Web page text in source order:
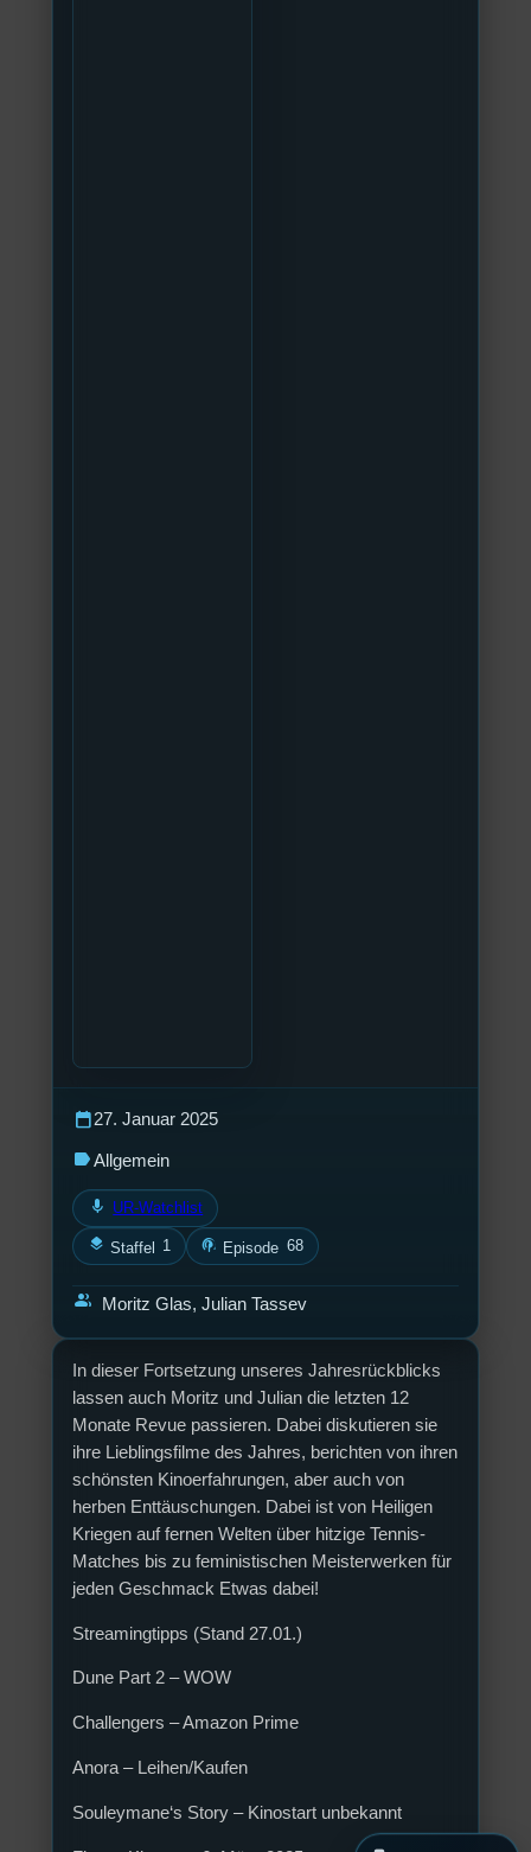
In dieser Fortsetzung unseres Jahresrückblicks
lassen auch Moritz und Julian die letzten 12
Monate Revue passieren. Dabei diskutieren sie
ihre Lieblingsfilme des Jahres, berichten von ihren
schönsten Kinoerfahrungen, aber auch von
herben Enttäuschungen. Dabei ist von Heiligen
Kriegen auf fernen Welten über hitzige Tennis-
Matches bis zu feministischen Meisterwerken für
jeden Geschmack Etwas dabei!
Streamingtipps (Stand 27.01.)
Dune Part 2 – WOW
Challengers – Amazon Prime
Anora – Leihen/Kaufen
Souleymane‘s Story – Kinostart unbekannt
calendar_today27. Januar 2025
labelAllgemein
mic UR-Watchlist
layers Staffel 1 podcasts Episode 68
group Moritz Glas, Julian Tassev